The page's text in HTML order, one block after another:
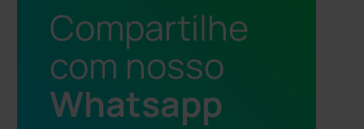
Compartilhe
com nosso
Whatsapp